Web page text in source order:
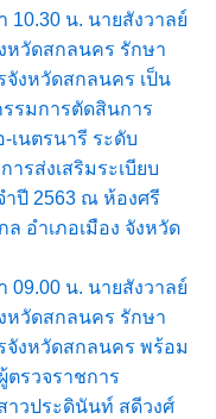
10.30 น. นายสังวาลย์
หวัดสกลนคร รักษา
งหวัดสกลนคร เป็น
รมการตัดสินการ
เนตรนารี ระดับ
รส่งเสริมระเบียบ
ำปี 2563 ณ ห้องศรี
อำเภอเมือง จังหวัด
09.00 น. นายสังวาลย์
หวัดสกลนคร รักษา
จังหวัดสกลนคร พร้อม
รวจราชการ
าวประดินันท์ สดีวงศ์